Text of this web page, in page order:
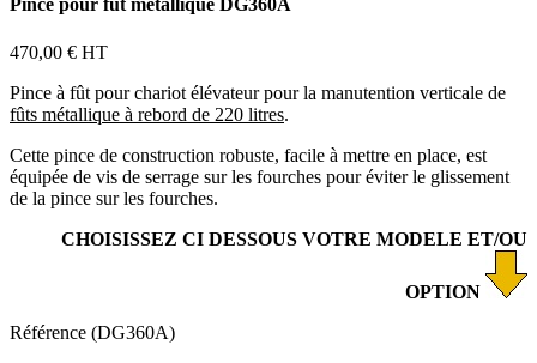
Pince pour fût métallique DG360A
470,00 € HT
Pince à fût pour chariot élévateur pour la manutention verticale de
fûts métallique à rebord de 220 litres.
Cette pince de construction robuste, facile à mettre en place, est
équipée de vis de serrage sur les fourches pour éviter le glissement
de la pince sur les fourches.
CHOISISSEZ CI DESSOUS VOTRE MODELE ET/OU
OPTION
Référence (DG360A)